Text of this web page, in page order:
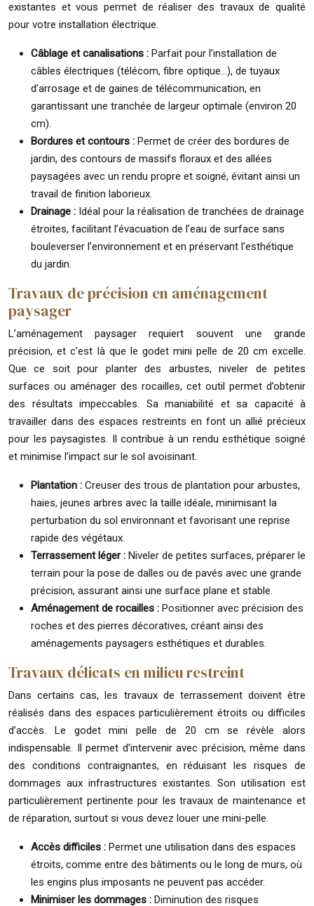
existantes et vous permet de réaliser des travaux de qualité
pour votre installation électrique.
Câblage et canalisations : Parfait pour l’installation de
câbles électriques (télécom, fibre optique…), de tuyaux
d’arrosage et de gaines de télécommunication, en
garantissant une tranchée de largeur optimale (environ 20
cm).
Bordures et contours : Permet de créer des bordures de
jardin, des contours de massifs floraux et des allées
paysagées avec un rendu propre et soigné, évitant ainsi un
travail de finition laborieux.
Drainage : Idéal pour la réalisation de tranchées de drainage
étroites, facilitant l’évacuation de l’eau de surface sans
bouleverser l’environnement et en préservant l’esthétique
du jardin.
Travaux de précision en aménagement
paysager
L’aménagement paysager requiert souvent une grande
précision, et c’est là que le godet mini pelle de 20 cm excelle.
Que ce soit pour planter des arbustes, niveler de petites
surfaces ou aménager des rocailles, cet outil permet d’obtenir
des résultats impeccables. Sa maniabilité et sa capacité à
travailler dans des espaces restreints en font un allié précieux
pour les paysagistes. Il contribue à un rendu esthétique soigné
et minimise l’impact sur le sol avoisinant.
Plantation : Creuser des trous de plantation pour arbustes,
haies, jeunes arbres avec la taille idéale, minimisant la
perturbation du sol environnant et favorisant une reprise
rapide des végétaux.
Terrassement léger : Niveler de petites surfaces, préparer le
terrain pour la pose de dalles ou de pavés avec une grande
précision, assurant ainsi une surface plane et stable.
Aménagement de rocailles : Positionner avec précision des
roches et des pierres décoratives, créant ainsi des
aménagements paysagers esthétiques et durables.
Travaux délicats en milieu restreint
Dans certains cas, les travaux de terrassement doivent être
réalisés dans des espaces particulièrement étroits ou difficiles
d’accès. Le godet mini pelle de 20 cm se révèle alors
indispensable. Il permet d’intervenir avec précision, même dans
des conditions contraignantes, en réduisant les risques de
dommages aux infrastructures existantes. Son utilisation est
particulièrement pertinente pour les travaux de maintenance et
de réparation, surtout si vous devez louer une mini-pelle.
Accès difficiles : Permet une utilisation dans des espaces
étroits, comme entre des bâtiments ou le long de murs, où
les engins plus imposants ne peuvent pas accéder.
Minimiser les dommages : Diminution des risques